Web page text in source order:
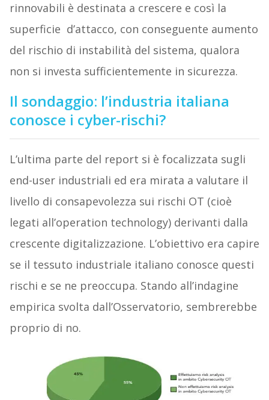
rinnovabili è destinata a crescere e così la
superficie d’attacco, con conseguente aumento
del rischio di instabilità del sistema, qualora
non si investa sufficientemente in sicurezza.
Il sondaggio: l’industria italiana
conosce i cyber-rischi?
L’ultima parte del report si è focalizzata sugli
end-user industriali ed era mirata a valutare il
livello di consapevolezza sui rischi OT (cioè
legati all’operation technology) derivanti dalla
crescente digitalizzazione. L’obiettivo era capire
se il tessuto industriale italiano conosce questi
rischi e se ne preoccupa. Stando all’indagine
empirica svolta dall’Osservatorio, sembrerebbe
proprio di no.